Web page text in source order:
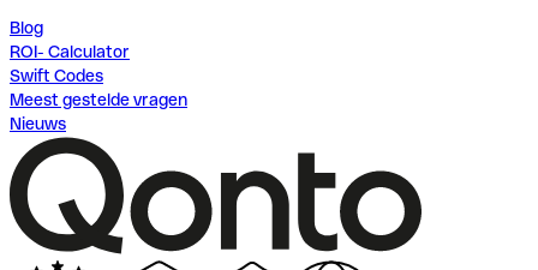
Blog
ROI- Calculator
Swift Codes
Meest gestelde vragen
Nieuws